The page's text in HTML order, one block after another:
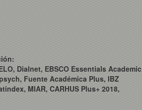
Dialnet, EBSCO Essentials Academic
Fuente Académica Plus, IBZ
MIAR, CARHUS Plus+ 2018,